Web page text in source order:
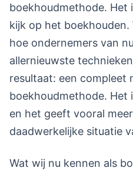
boekhoudmethode. Het
kijk op het
hoe ondernemers van
allernieuwste
resultaat: een compleet
boekhoudmethode. Het
en het geeft vooral
daadwerkelijke situatie
Wat wij nu kennen als